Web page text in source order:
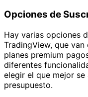
Opciones de
Hay varias opciones
TradingView, que
planes premium
diferentes
elegir el que mejor
presupuesto.